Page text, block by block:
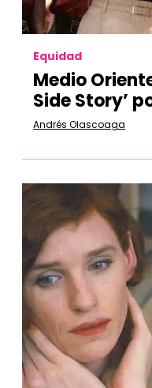
Equidad
Medio
Side Story’
Andrés Olascoaga